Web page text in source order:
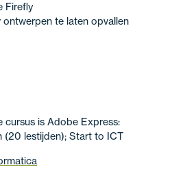
Firefly
te laten opvallen
cursus is Adobe Express:
(20 lestijden); Start to ICT